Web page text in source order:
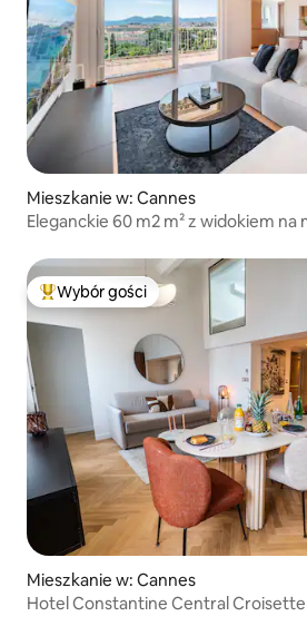
Mieszkanie w: Cannes
Eleganckie 60 m2 m² z widokiem na
Najpopularniejsze z kategorii Wybór
Wybór gości
Mieszkanie w: Cannes
Hotel Constantine Central Croisette